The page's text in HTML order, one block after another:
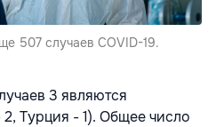
507 случаев COVID-19.
3 являются
Турция - 1). Общее число